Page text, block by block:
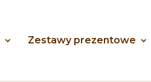
Zestawy prezentowe